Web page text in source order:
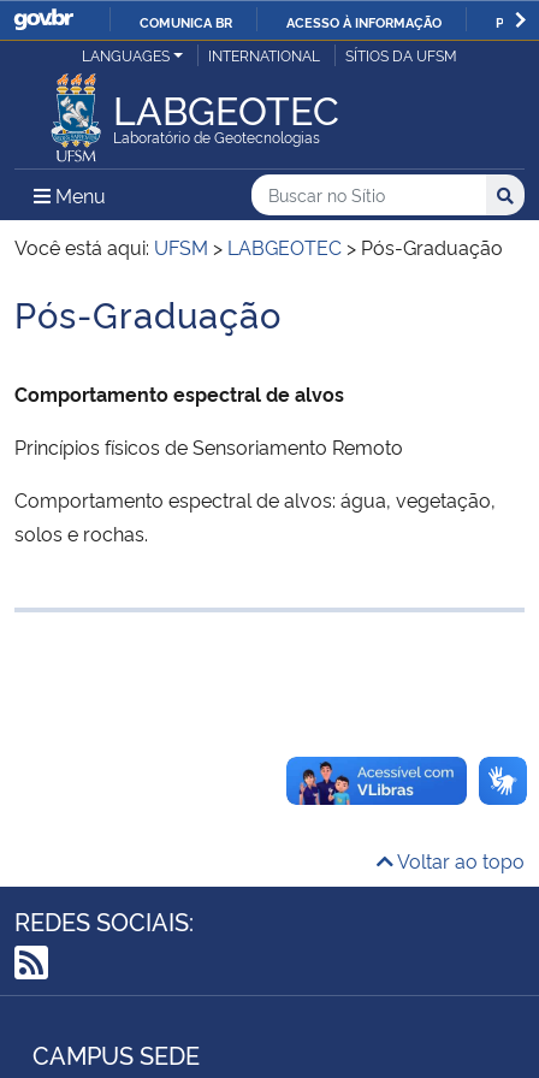
IR
O
COMUNICA BR ACESSO À INFORMAÇÃO
Ministério da Justiça e Segurança Pública
Ministério da Defesa
Ministério das Relações Exteriores
Ministério da Economia
Ministério da Educação
Ministério do Desenvolvimento Regional
Ministério da Mulher, da Família e dos Direitos Humanos
LANGUAGES INTERNATIONAL SÍTIOS DA UFSM
LABGEOTEC
Laboratório de Geotecnologias
Menu Menu Principal do Sítio
Busca
Buscar no no Sítio
Busca:
Você está aqui: UFSM > LABGEOTEC > Pós-Graduação
Início do conteúdo
Pós-Graduação
Comportamento espectral de alvos
Princípios físicos de Sensoriamento Remoto
Comportamento espectral de alvos: água, vegetação,
solos e rochas.
Voltar ao topo
REDES SOCIAIS:
RSS
CAMPUS SEDE